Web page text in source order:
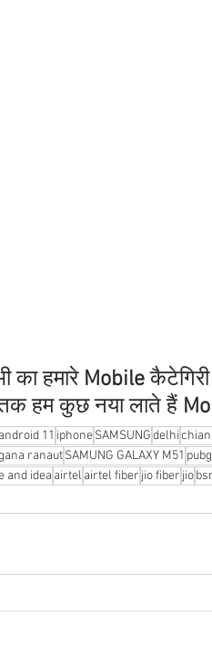
का हमारे Mobile
हम कुछ नया लाते हैं
android 11 iphoneSAMSUNGdelhi
ranautSAMUNG GALAXY M51 pubg
and idea airtel airtel fiber jio fiber jio